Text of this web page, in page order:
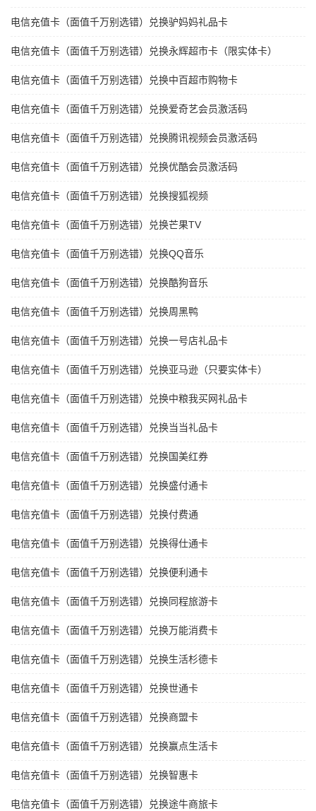
电信充值卡（面值千万别选错）兑换驴妈妈礼品卡
电信充值卡（面值千万别选错）兑换永辉超市卡（限实体卡）
电信充值卡（面值千万别选错）兑换中百超市购物卡
电信充值卡（面值千万别选错）兑换爱奇艺会员激活码
电信充值卡（面值千万别选错）兑换腾讯视频会员激活码
电信充值卡（面值千万别选错）兑换优酷会员激活码
电信充值卡（面值千万别选错）兑换搜狐视频
电信充值卡（面值千万别选错）兑换芒果TV
电信充值卡（面值千万别选错）兑换QQ音乐
电信充值卡（面值千万别选错）兑换酷狗音乐
电信充值卡（面值千万别选错）兑换周黑鸭
电信充值卡（面值千万别选错）兑换一号店礼品卡
电信充值卡（面值千万别选错）兑换亚马逊（只要实体卡）
电信充值卡（面值千万别选错）兑换中粮我买网礼品卡
电信充值卡（面值千万别选错）兑换当当礼品卡
电信充值卡（面值千万别选错）兑换国美红券
电信充值卡（面值千万别选错）兑换盛付通卡
电信充值卡（面值千万别选错）兑换付费通
电信充值卡（面值千万别选错）兑换得仕通卡
电信充值卡（面值千万别选错）兑换便利通卡
电信充值卡（面值千万别选错）兑换同程旅游卡
电信充值卡（面值千万别选错）兑换万能消费卡
电信充值卡（面值千万别选错）兑换生活杉德卡
电信充值卡（面值千万别选错）兑换世通卡
电信充值卡（面值千万别选错）兑换商盟卡
电信充值卡（面值千万别选错）兑换赢点生活卡
电信充值卡（面值千万别选错）兑换智惠卡
电信充值卡（面值千万别选错）兑换途牛商旅卡